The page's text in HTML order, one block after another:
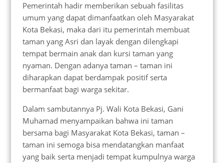
Pemerintah hadir memberikan sebuah fasilitas
umum yang dapat dimanfaatkan oleh Masyarakat
Kota Bekasi, maka dari itu pemerintah membuat
taman yang Asri dan layak dengan dilengkapi
tempat bermain anak dan kursi taman yang
nyaman. Dengan adanya taman – taman ini
diharapkan dapat berdampak positif serta
bermanfaat bagi warga sekitar.
Dalam sambutannya Pj. Wali Kota Bekasi, Gani
Muhamad menyampaikan bahwa ini taman
bersama bagi Masyarakat Kota Bekasi, taman –
taman ini semoga bisa mendatangkan manfaat
yang baik serta menjadi tempat kumpulnya warga